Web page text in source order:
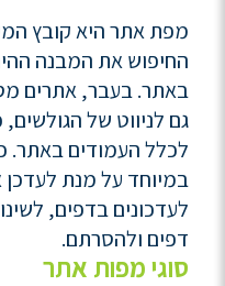
מפת אתר היא קובץ
החיפוש את המבנה
באתר. בעבר, אתרים
גם לניווט של
לכלל העמודים
במיוחד על מנת
לעדכונים בדפים,
דפים ולהסרתם.
סוגי מפות אתר